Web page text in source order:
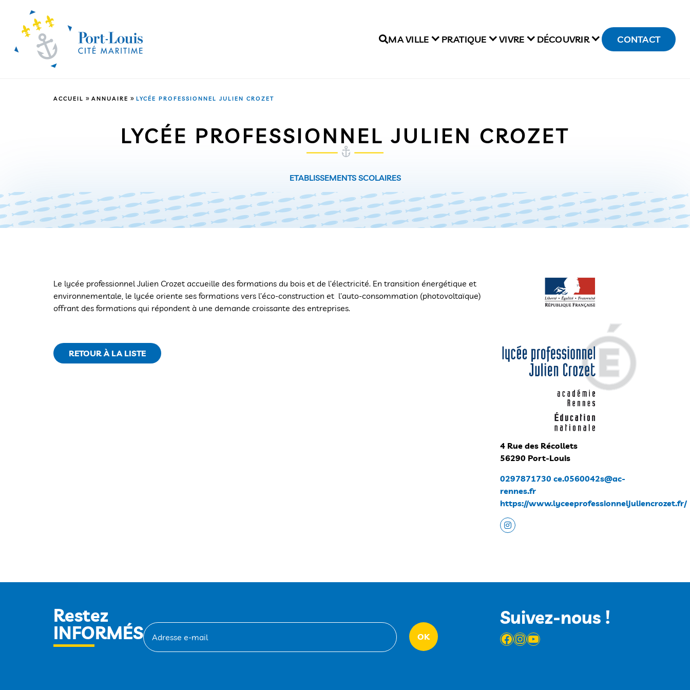
MA VILLE PRATIQUE VIVRE DÉCOUVRIR CONTACT
ACCUEIL » ANNUAIRE » LYCÉE PROFESSIONNEL JULIEN CROZET
LYCÉE PROFESSIONNEL JULIEN CROZET
ETABLISSEMENTS SCOLAIRES
Le lycée professionnel Julien Crozet accueille des formations du bois et de l’électricité. En transition énergétique et
environnementale, le lycée oriente ses formations vers l’éco-construction et l’auto-consommation (photovoltaïque)
offrant des formations qui répondent à une demande croissante des entreprises.
RETOUR À LA LISTE
4 Rue des Récollets
56290 Port-Louis
0297871730 ce.0560042s@ac-
rennes.fr
https://www.lyceeprofessionneljuliencrozet.fr/
Restez
INFORMÉS
Suivez-nous !
Facebook
Instagram
YouTube